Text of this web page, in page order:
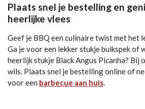
Plaats snel je bestelling en
heerlijke vlees
Geef je BBQ een culinaire twist met het
Ga je voor een lekker stukje buikspek of
heerlijk stukje Black Angus Picanha? Bij
wils. Plaats snel je bestelling online of
voor een barbecue aan huis.